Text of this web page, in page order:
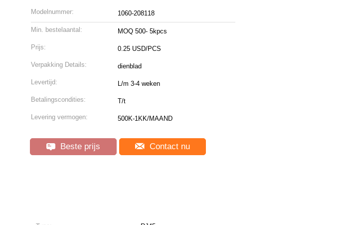
Modelnummer: 1060-208118
Min. bestelaantal: MOQ 500- 5kpcs
Prijs: 0.25 USD/PCS
Verpakking Details: dienblad
Levertijd: L/m 3-4 weken
Betalingscondities: T/t
Levering vermogen: 500K-1KK/MAAND
Beste prijs Contact nu